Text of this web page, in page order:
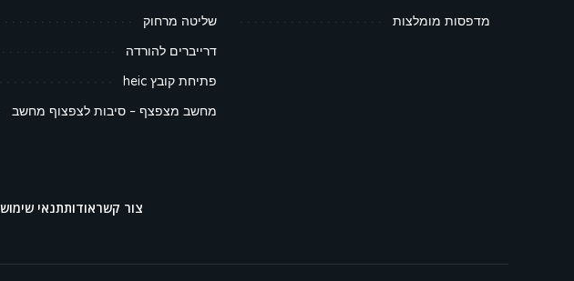
מדפסות מומלצות
שליטה מרחוק
דרייברים להורדה
פתיחת קובץ heic
מחשב מצפצף – סיבות לצפצוף מחשב
צור קשראודותתנאי שימוש